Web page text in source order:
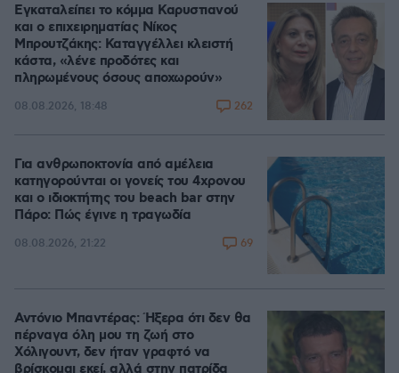
Εγκαταλείπει το κόμμα Καρυστιανού
και ο επιχειρηματίας Νίκος
Μπρουτζάκης: Καταγγέλλει κλειστή
κάστα, «λένε προδότες και
πληρωμένους όσους αποχωρούν»
08.08.2026, 18:48 262
Για ανθρωποκτονία από αμέλεια
κατηγορούνται οι γονείς του 4χρονου
και ο ιδιοκτήτης του beach bar στην
Πάρο: Πώς έγινε η τραγωδία
08.08.2026, 21:22 69
Αντόνιο Μπαντέρας: Ήξερα ότι δεν θα
πέρναγα όλη μου τη ζωή στο
Χόλιγουντ, δεν ήταν γραφτό να
βρίσκομαι εκεί, αλλά στην πατρίδα